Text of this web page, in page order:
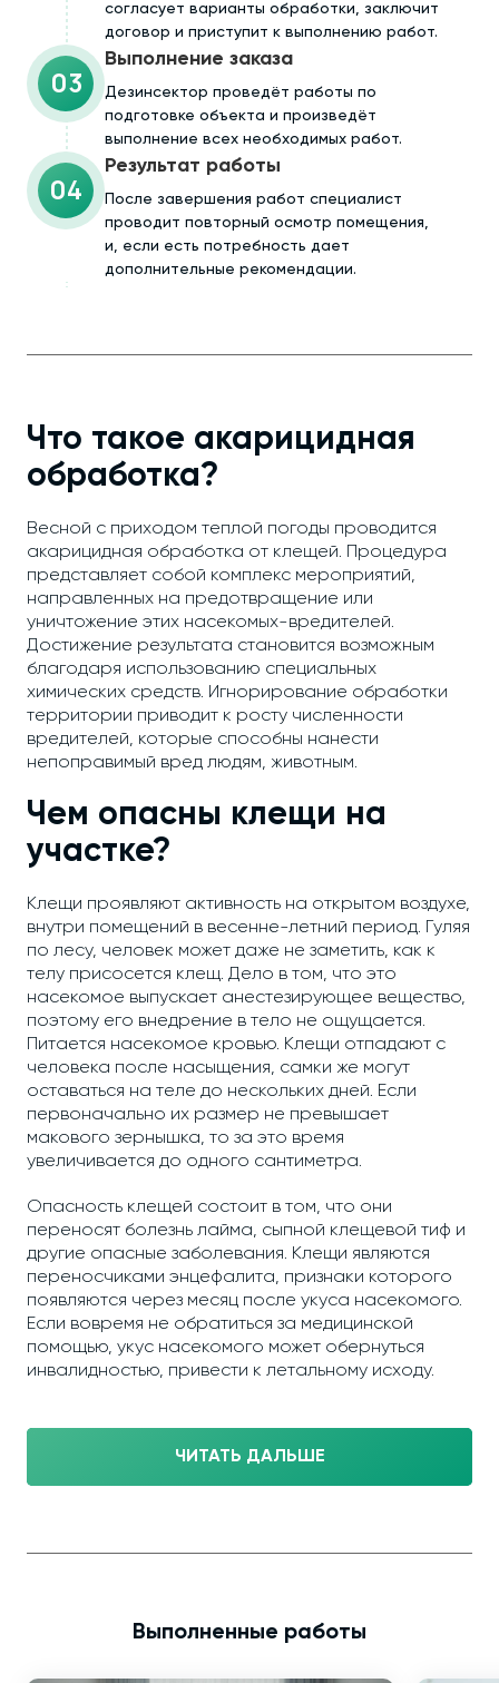
согласует варианты обработки, заключит
договор и приступит к выполнению работ.
03
Выполнение заказа
Дезинсектор проведёт работы по
подготовке объекта и произведёт
выполнение всех необходимых работ.
04
Результат работы
После завершения работ специалист
проводит повторный осмотр помещения,
и, если есть потребность дает
дополнительные рекомендации.
Что такое акарицидная
обработка?
Весной с приходом теплой погоды проводится
акарицидная обработка от клещей. Процедура
представляет собой комплекс мероприятий,
направленных на предотвращение или
уничтожение этих насекомых-вредителей.
Достижение результата становится возможным
благодаря использованию специальных
химических средств. Игнорирование обработки
территории приводит к росту численности
вредителей, которые способны нанести
непоправимый вред людям, животным.
Чем опасны клещи на
участке?
Клещи проявляют активность на открытом воздухе,
внутри помещений в весенне-летний период. Гуляя
по лесу, человек может даже не заметить, как к
телу присосется клещ. Дело в том, что это
насекомое выпускает анестезирующее вещество,
поэтому его внедрение в тело не ощущается.
Питается насекомое кровью. Клещи отпадают с
человека после насыщения, самки же могут
оставаться на теле до нескольких дней. Если
первоначально их размер не превышает
макового зернышка, то за это время
увеличивается до одного сантиметра.
Опасность клещей состоит в том, что они
переносят болезнь лайма, сыпной клещевой тиф и
другие опасные заболевания. Клещи являются
переносчиками энцефалита, признаки которого
появляются через месяц после укуса насекомого.
Если вовремя не обратиться за медицинской
помощью, укус насекомого может обернуться
инвалидностью, привести к летальному исходу.
ЧИТАТЬ ДАЛЬШЕ
Выполненные работы